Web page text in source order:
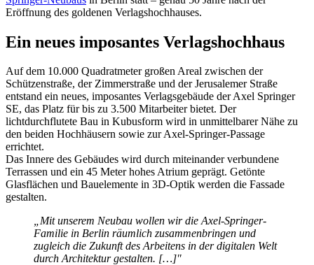
Eröffnung des goldenen Verlagshochhauses.
Ein neues imposantes Verlagshochhaus
Auf dem 10.000 Quadratmeter großen Areal zwischen der
Schützenstraße, der Zimmerstraße und der Jerusalemer Straße
entstand ein neues, imposantes Verlagsgebäude der Axel Springer
SE, das Platz für bis zu 3.500 Mitarbeiter bietet. Der
lichtdurchflutete Bau in Kubusform wird in unmittelbarer Nähe zu
den beiden Hochhäusern sowie zur Axel-Springer-Passage
errichtet.
Das Innere des Gebäudes wird durch miteinander verbundene
Terrassen und ein 45 Meter hohes Atrium geprägt. Getönte
Glasflächen und Bauelemente in 3D-Optik werden die Fassade
gestalten.
„Mit unserem Neubau wollen wir die Axel-Springer-
Familie in Berlin räumlich zusammenbringen und
zugleich die Zukunft des Arbeitens in der digitalen Welt
durch Architektur gestalten. […]"